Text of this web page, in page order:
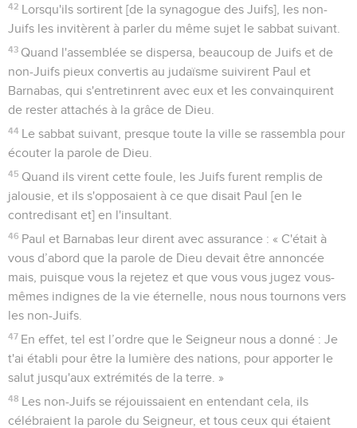
42 Lorsqu'ils sortirent [de la synagogue des Juifs], les non-
Juifs les invitèrent à parler du même sujet le sabbat suivant.
43 Quand l'assemblée se dispersa, beaucoup de Juifs et de
non-Juifs pieux convertis au judaïsme suivirent Paul et
Barnabas, qui s'entretinrent avec eux et les convainquirent
de rester attachés à la grâce de Dieu.
44 Le sabbat suivant, presque toute la ville se rassembla pour
écouter la parole de Dieu.
45 Quand ils virent cette foule, les Juifs furent remplis de
jalousie, et ils s'opposaient à ce que disait Paul [en le
contredisant et] en l'insultant.
46 Paul et Barnabas leur dirent avec assurance : « C'était à
vous d’abord que la parole de Dieu devait être annoncée
mais, puisque vous la rejetez et que vous vous jugez vous-
mêmes indignes de la vie éternelle, nous nous tournons vers
les non-Juifs.
47 En effet, tel est l’ordre que le Seigneur nous a donné : Je
t'ai établi pour être la lumière des nations, pour apporter le
salut jusqu'aux extrémités de la terre. »
48 Les non-Juifs se réjouissaient en entendant cela, ils
célébraient la parole du Seigneur, et tous ceux qui étaient